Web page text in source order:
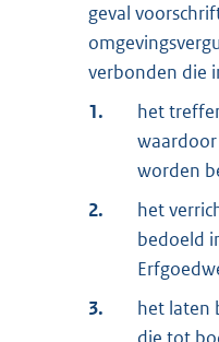
geval
verbonden die
1.
het
worden
2.
het
bedoeld
3.
het laten